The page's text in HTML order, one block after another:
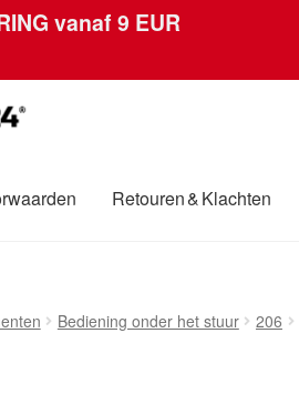
vanaf 9 EUR
Retouren & Klachten
verzendingWinkelwagen
Bediening onder het stuur 206